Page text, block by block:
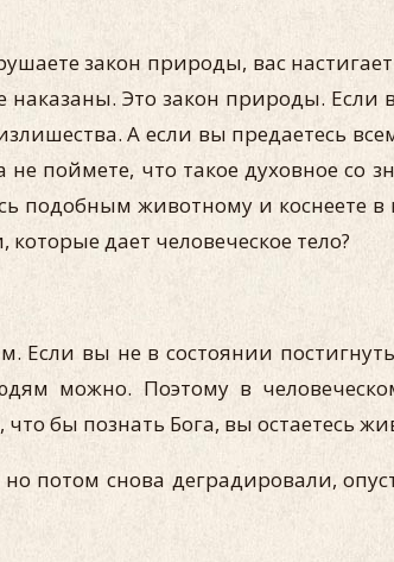
закон природы, вас
Это закон природы. Если
А если вы предаетесь
поймете, что такое духовное со
подобным животному и коснеете в
дает человеческое тело?
Если вы не в состоянии
можно. Поэтому в
бы познать Бога, вы остаетесь
потом снова деградировали,